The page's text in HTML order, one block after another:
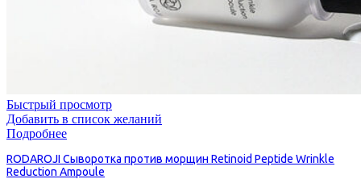
Быстрый просмотр
Добавить в список желаний
Подробнее
RODAROJI Сыворотка против морщин Retinoid Peptide Wrinkle
Reduction Ampoule